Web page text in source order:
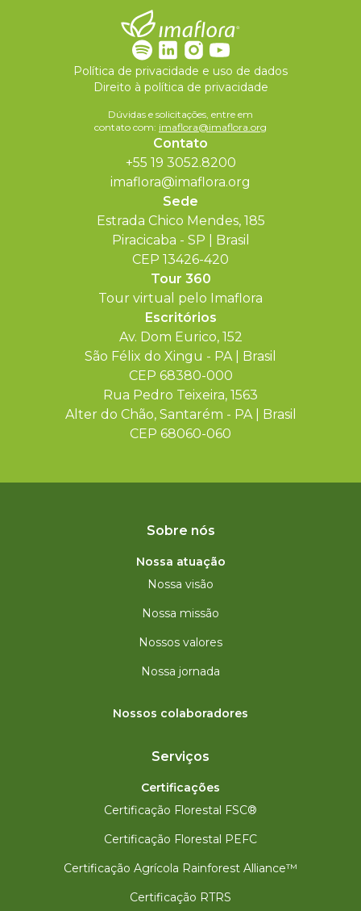
Política de privacidade e uso de dados
Direito à política de privacidade
Dúvidas e solicitações, entre em
contato com: imaflora@imaflora.org
Contato
+55 19 3052.8200
imaflora@imaflora.org
Sede
Estrada Chico Mendes, 185
Piracicaba - SP | Brasil
CEP 13426-420
Tour 360
Tour virtual pelo Imaflora
Escritórios
Av. Dom Eurico, 152
São Félix do Xingu - PA | Brasil
CEP 68380-000
Rua Pedro Teixeira, 1563
Alter do Chão, Santarém - PA | Brasil
CEP 68060-060
Sobre nós
Nossa atuação
Nossa visão
Nossa missão
Nossos valores
Nossa jornada
Nossos colaboradores
Serviços
Certificações
Certificação Florestal FSC®
Certificação Florestal PEFC
Certificação Agrícola Rainforest Alliance™
Certificação RTRS